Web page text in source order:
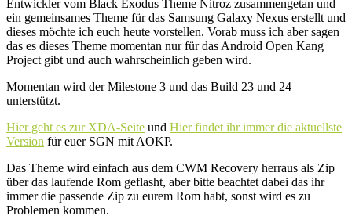
Entwickler vom Black Exodus Theme Nitroz zusammengetan und
ein gemeinsames Theme für das Samsung Galaxy Nexus erstellt und
dieses möchte ich euch heute vorstellen. Vorab muss ich aber sagen
das es dieses Theme momentan nur für das Android Open Kang
Project gibt und auch wahrscheinlich geben wird.
Momentan wird der Milestone 3 und das Build 23 und 24
unterstützt.
Hier geht es zur XDA-Seite und Hier findet ihr immer die aktuellste
Version für euer SGN mit AOKP.
Das Theme wird einfach aus dem CWM Recovery herraus als Zip
über das laufende Rom geflasht, aber bitte beachtet dabei das ihr
immer die passende Zip zu eurem Rom habt, sonst wird es zu
Problemen kommen.